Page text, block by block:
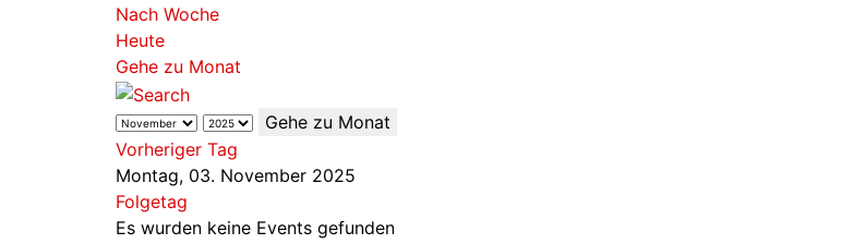
Nach Woche
Heute
Gehe zu Monat
Gehe zu Monat
Vorheriger Tag
Montag, 03. November 2025
Folgetag
Es wurden keine Events gefunden